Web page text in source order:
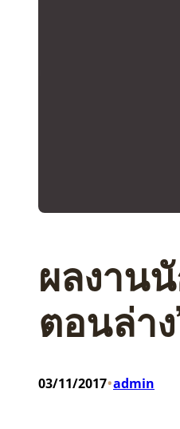
ผลงาน
ตอนล่า
03/11/2017•admin